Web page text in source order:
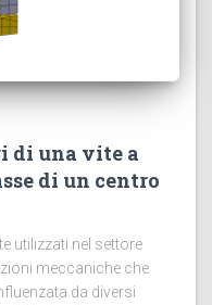
di una vite a
di un centro
utilizzati nel settore
meccaniche che
da diversi